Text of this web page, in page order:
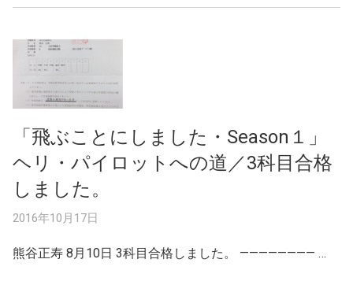
「飛ぶことにしました・Season１」
ヘリ・パイロットへの道／3科目合格
しました。
2016年10月17日
熊谷正寿 8月10日 3科目合格しました。 ———————— …